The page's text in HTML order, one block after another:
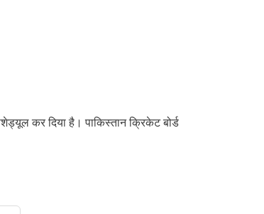
कर दिया है। पाकिस्तान क्रिकेट बोर्ड